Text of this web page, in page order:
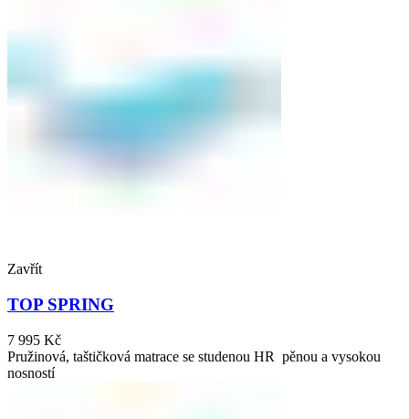
Zavřít
TOP SPRING
7 995 Kč
Pružinová, taštičková matrace se studenou HR pěnou a vysokou
nosností